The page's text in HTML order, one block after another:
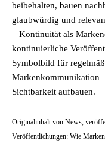
beibehalten, bauen
glaubwürdig und
– Kontinuität als
kontinuierliche
Symbolbild für
Markenkommunikation
Sichtbarkeit aufbauen.
Originalinhalt von News,
Veröffentlichungen: Wie